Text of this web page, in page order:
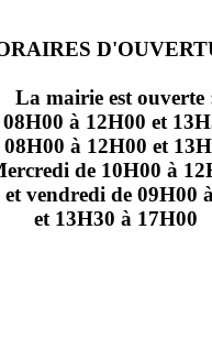
La mairie est ouverte
à 12H00 et
à 12H00 et
de 10H00 à
vendredi de 09H00
et 13H30 à 17H00